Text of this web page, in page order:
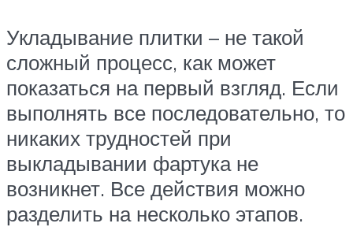
Укладывание плитки – не такой
сложный процесс, как может
показаться на первый взгляд. Если
выполнять все последовательно, то
никаких трудностей при
выкладывании фартука не
возникнет. Все действия можно
разделить на несколько этапов.